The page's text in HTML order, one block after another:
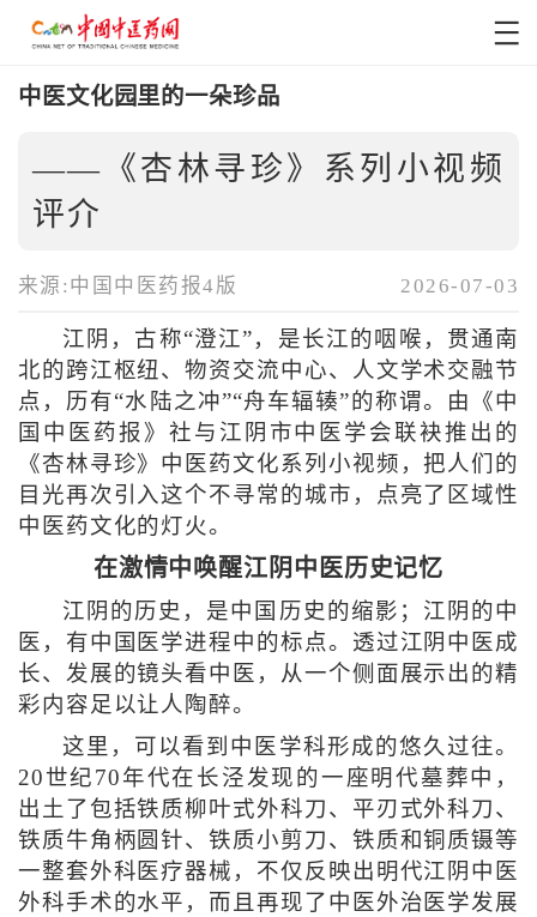
中医文化园里的一朵珍品
——《杏林寻珍》系列小视频
评介
来源:中国中医药报4版 2026-07-03
江阴，古称“澄江”，是长江的咽喉，贯通南
北的跨江枢纽、物资交流中心、人文学术交融节
点，历有“水陆之冲”“舟车辐辏”的称谓。由《中
国中医药报》社与江阴市中医学会联袂推出的
《杏林寻珍》中医药文化系列小视频，把人们的
目光再次引入这个不寻常的城市，点亮了区域性
中医药文化的灯火。
在激情中唤醒江阴中医历史记忆
江阴的历史，是中国历史的缩影；江阴的中
医，有中国医学进程中的标点。透过江阴中医成
长、发展的镜头看中医，从一个侧面展示出的精
彩内容足以让人陶醉。
这里，可以看到中医学科形成的悠久过往。
20世纪70年代在长泾发现的一座明代墓葬中，
出土了包括铁质柳叶式外科刀、平刃式外科刀、
铁质牛角柄圆针、铁质小剪刀、铁质和铜质镊等
一整套外科医疗器械，不仅反映出明代江阴中医
外科手术的水平，而且再现了中医外治医学发展